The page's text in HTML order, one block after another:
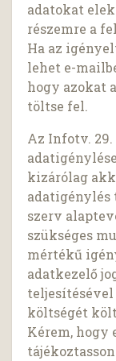
adatokat
részemre a
Ha az
lehet e-
hogy azokat
töltse fel.
Az Infotv. 29.
kizárólag
adatigénylés
szerv
szükséges
mértékű
adatkezelő
költségét
Kérem, hogy